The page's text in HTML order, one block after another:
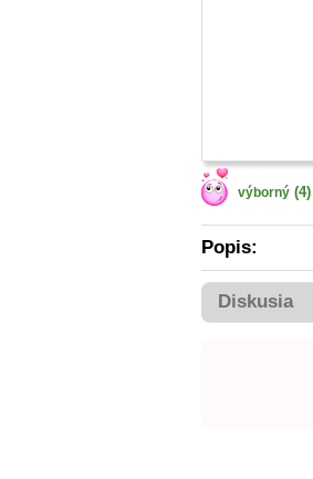
výborný (4)
Popis:
Diskusia